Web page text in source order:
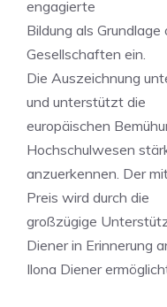
engagierte
Bildung als
Gesellschaften ein.
Die Auszeichnung
und unterstützt die
europäischen
Hochschulwesen
anzuerkennen. Der
Preis wird durch die
großzügige
Diener in Erinnerung
Ilona Diener